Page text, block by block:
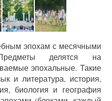
эпохам с месячными
делятся на
эпохальные. Такие
и литература, история,
биология и география